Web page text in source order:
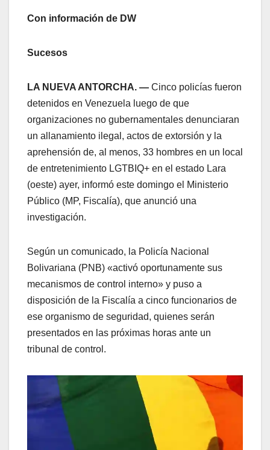
Con información de DW
Sucesos
LA NUEVA ANTORCHA. — Cinco policías fueron
detenidos en Venezuela luego de que
organizaciones no gubernamentales denunciaran
un allanamiento ilegal, actos de extorsión y la
aprehensión de, al menos, 33 hombres en un local
de entretenimiento LGTBIQ+ en el estado Lara
(oeste) ayer, informó este domingo el Ministerio
Público (MP, Fiscalía), que anunció una
investigación.
Según un comunicado, la Policía Nacional
Bolivariana (PNB) «activó oportunamente sus
mecanismos de control interno» y puso a
disposición de la Fiscalía a cinco funcionarios de
ese organismo de seguridad, quienes serán
presentados en las próximas horas ante un
tribunal de control.